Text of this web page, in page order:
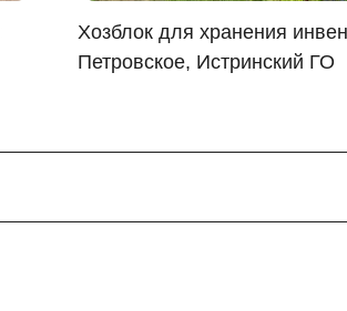
Хозблок для хранения
Петровское, Истринский ГО